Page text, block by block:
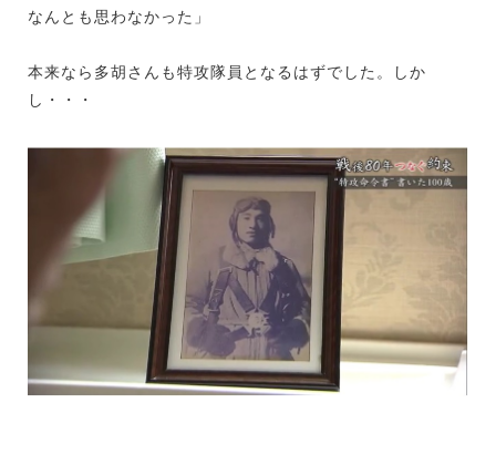
なんとも思わなかった」
本来なら多胡さんも特攻隊員となるはずでした。しか
し・・・